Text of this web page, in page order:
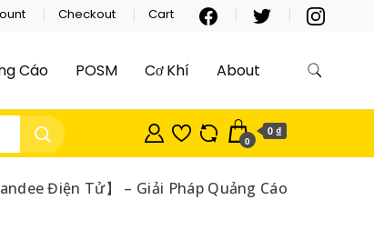
Checkout Cart
Cáo POSM Cơ Khí About
0
0 ₫
Điện Tử】 – Giải Pháp Quảng Cáo